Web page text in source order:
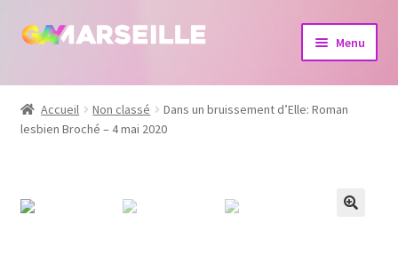
Aller
navigation
Aller
Menu
Boutique
Bijoux
Accueil Non classé
Dans un bruissement d’Elle: Roman
lesbien Broché – 4 mai 2020